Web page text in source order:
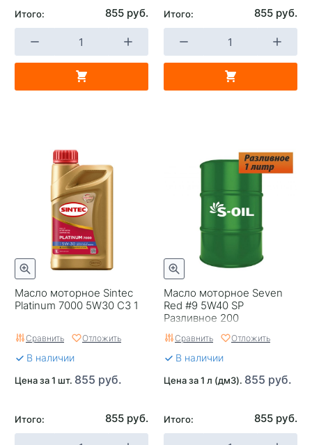
Итого: 855 руб. Итого: 855 руб.
Масло моторное Sintec
Platinum 7000 5W30 C3 1
Сравнить Отложить
В наличии
Цена за 1 шт. 855 руб.
Итого: 855 руб.
Масло моторное Seven
Red #9 5W40 SP
Разливное 200
Сравнить Отложить
В наличии
Цена за 1 л (дм3). 855 руб.
Итого: 855 руб.